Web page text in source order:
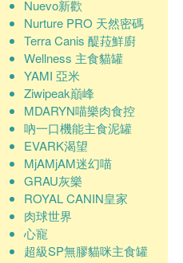
Nuevo新歡
Nurture PRO 天然密碼
Terra Canis 醍菈鮮廚
Wellness 主食貓罐
YAMI 亞米
Ziwipeak巔峰
MDARYN喵樂肉食控
吶一口機能主食泥罐
EVARK渴望
MjAMjAM迷幻喵
GRAU灰樂
ROYAL CANIN皇家
肉球世界
心寵
超級SP無膠貓咪主食罐